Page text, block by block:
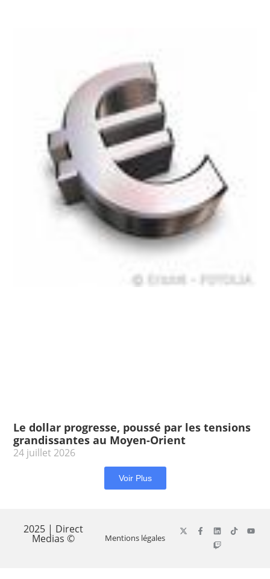
Le dollar progresse, poussé par les tensions
grandissantes au Moyen-Orient
24 juillet 2026
Voir Plus
2025 | Direct
Medias © Mentions légales